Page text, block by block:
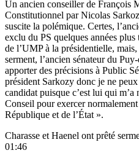
Un ancien conseiller de François
Constitutionnel par Nicolas
suscite la polémique. Certes,
exclu du PS quelques années
de l’UMP à la présidentielle,
serment, l’ancien sénateur du
apporter des précisions à Public
président Sarkozy donc je ne
candidat puisque c’est lui qui
Conseil pour exercer
République et de l’État ».
Charasse et Haenel ont prêté
01:46